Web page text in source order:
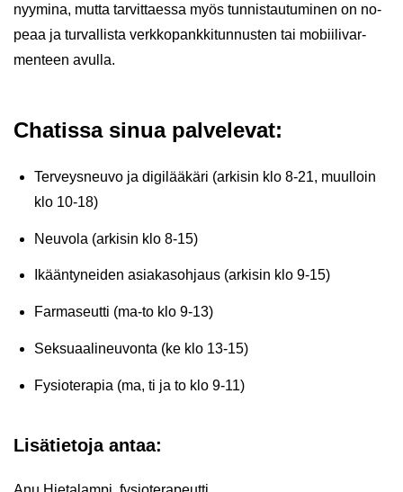
nyy­mi­na, mutta tar­vit­taes­sa myös tun­nis­tau­tu­mi­nen on no­
pe­aa ja tur­val­lis­ta verk­ko­pank­ki­tun­nus­ten tai mo­bii­li­var­
men­teen avul­la.
Cha­tis­sa sinua pal­ve­le­vat:
Ter­veys­neu­vo ja di­gi­lää­kä­ri (ar­ki­sin klo 8-21, muul­loin
klo 10-18)
Neu­vo­la (ar­ki­sin klo 8-15)
Ikään­ty­nei­den asia­kas­oh­jaus (ar­ki­sin klo 9-15)
Far­ma­seut­ti (ma-to klo 9-13)
Sek­su­aa­li­neu­von­ta (ke klo 13-15)
Fy­sio­te­ra­pia (ma, ti ja to klo 9-11)
Li­sä­tie­to­ja antaa: